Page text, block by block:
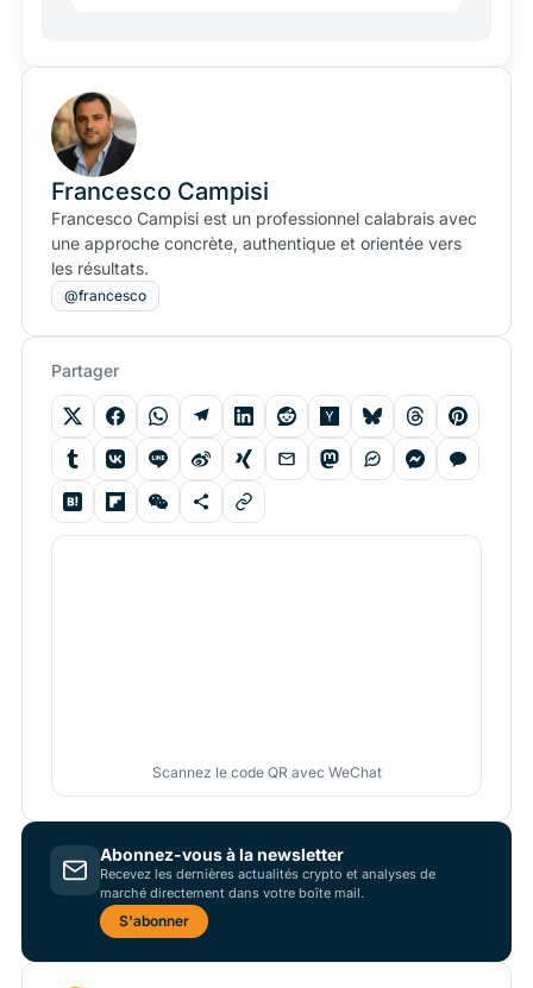
Francesco Campisi
Francesco Campisi est un professionnel calabrais avec
une approche concrète, authentique et orientée vers
les résultats.
@francesco
Partager
Scannez le code QR avec WeChat
Abonnez-vous à la newsletter
Recevez les dernières actualités crypto et analyses de
marché directement dans votre boîte mail.
S'abonner